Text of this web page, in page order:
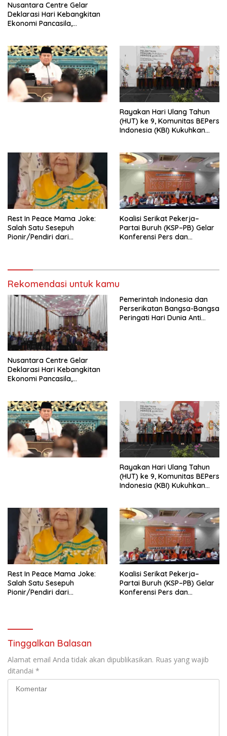
Nusantara Centre Gelar
Deklarasi Hari Kebangkitan
Ekonomi Pancasila,
Penjajahan (Pergolakan
Ekonomi Politik Indonesia) &
Simposium Nasional “Urgensi
Undang-Undang
Perekonomian Nasional dan
Kesejahteraan Sosial dalam
Rayakan Hari Ulang Tahun
(HUT) ke 9, Komunitas BEPers
Indonesia (KBI) Kukuhkan
Tema: “Penguatan dan
Pengembangan Organisasi
KBI yang Berbasis Riset di
seluruh Indonesia dan
Mancanegara”.
Rest In Peace Mama Joke:
Salah Satu Sesepuh
Pionir/Pendiri dari
Kasih Allah.
Koalisi Serikat Pekerja–
Partai Buruh (KSP–PB) Gelar
Konferensi Pers dan
RUU Ketenagakerjaan Baru.
Rekomendasi untuk kamu
Nusantara Centre Gelar
Deklarasi Hari Kebangkitan
Ekonomi Pancasila,
Penjajahan (Pergolakan
Ekonomi Politik Indonesia) &
Simposium Nasional “Urgensi
Undang-Undang
Perekonomian Nasional dan
Kesejahteraan Sosial dalam
Pemerintah Indonesia dan
Perserikatan Bangsa-Bangsa
Peringati Hari Dunia Anti
Rayakan Hari Ulang Tahun
(HUT) ke 9, Komunitas BEPers
Indonesia (KBI) Kukuhkan
Tema: “Penguatan dan
Pengembangan Organisasi
KBI yang Berbasis Riset di
seluruh Indonesia dan
Mancanegara”.
Rest In Peace Mama Joke:
Salah Satu Sesepuh
Pionir/Pendiri dari
Kasih Allah.
Koalisi Serikat Pekerja–
Partai Buruh (KSP–PB) Gelar
Konferensi Pers dan
Tinggalkan Balasan
Alamat email Anda tidak akan dipublikasikan. Ruas yang wajib
ditandai *